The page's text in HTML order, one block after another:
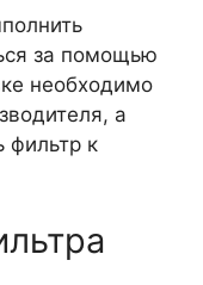
за помощью
необходимо
а
фильтр к